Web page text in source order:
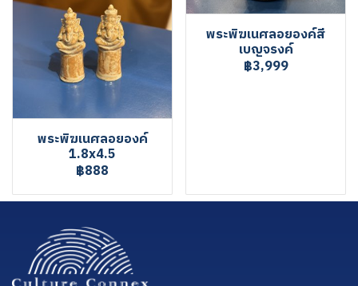
พระพิฆเนศลอยองค์
1.8x4.5
฿888
พระพิฆเนศลอยองค์สี
เบญจรงค์
฿3,999